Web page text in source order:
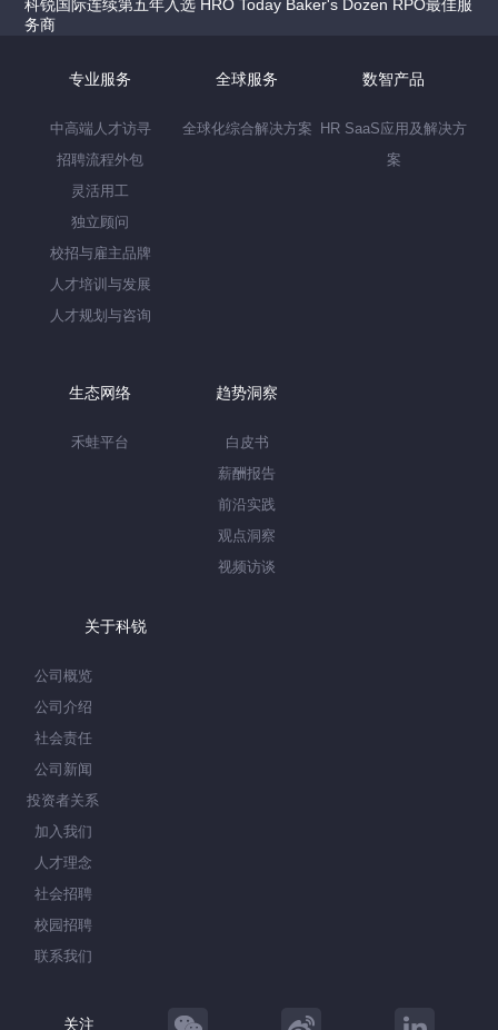
科锐国际连续第五年入选 HRO Today Baker's Dozen RPO最佳服
务商
专业服务
中高端人才访寻
招聘流程外包
灵活用工
独立顾问
校招与雇主品牌
人才培训与发展
人才规划与咨询
全球服务
全球化综合解决方案
数智产品
HR SaaS应用及解决方
案
生态网络
禾蛙平台
趋势洞察
白皮书
薪酬报告
前沿实践
观点洞察
视频访谈
关于科锐
公司概览
公司介绍
社会责任
公司新闻
投资者关系
加入我们
人才理念
社会招聘
校园招聘
联系我们
关注